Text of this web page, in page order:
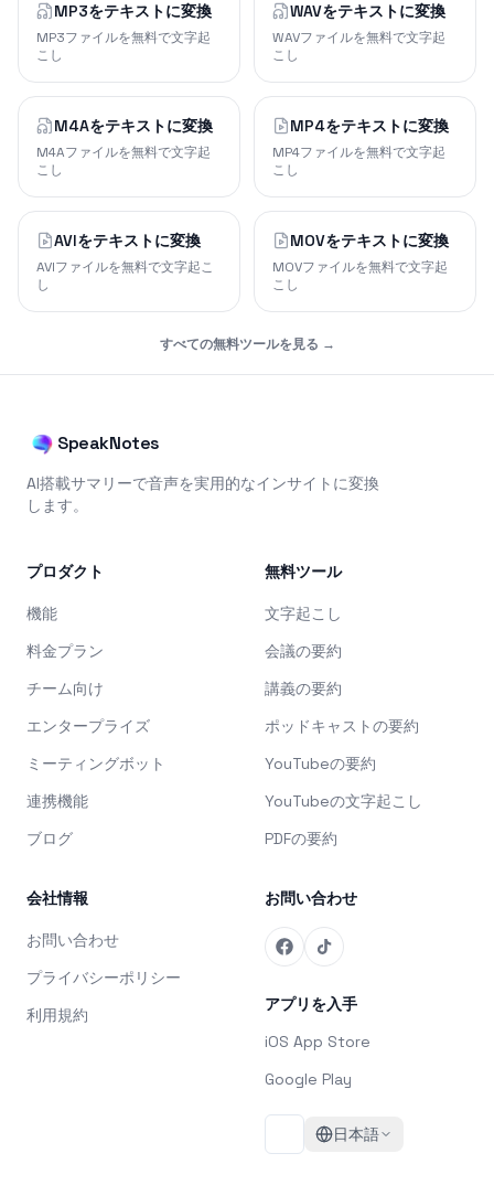
MP3をテキストに変換
MP3ファイルを無料で文字起
こし
WAVをテキストに変換
WAVファイルを無料で文字起
こし
M4Aをテキストに変換
M4Aファイルを無料で文字起
こし
MP4をテキストに変換
MP4ファイルを無料で文字起
こし
AVIをテキストに変換
AVIファイルを無料で文字起こ
し
MOVをテキストに変換
MOVファイルを無料で文字起
こし
すべての無料ツールを見る →
SpeakNotes
AI搭載サマリーで音声を実用的なインサイトに変換
します。
プロダクト
機能
料金プラン
チーム向け
エンタープライズ
ミーティングボット
連携機能
ブログ
無料ツール
文字起こし
会議の要約
講義の要約
ポッドキャストの要約
YouTubeの要約
YouTubeの文字起こし
PDFの要約
会社情報
お問い合わせ
プライバシーポリシー
利用規約
お問い合わせ
アプリを入手
iOS App Store
Google Play
日本語